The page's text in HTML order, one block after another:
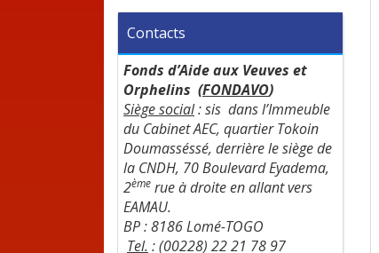
Contacts
Fonds d’Aide aux Veuves et
Orphelins (FONDAVO)
Siège social:sis dans l’Immeuble
du Cabinet AEC, quartier Tokoin
Doumasséssé, derrière le siège de
la CNDH, 70 Boulevard Eyadema,
2ème rue à droite en allant vers
EAMAU.
BP : 8186 Lomé-TOGO
Tel. : (00228) 22 21 78 97